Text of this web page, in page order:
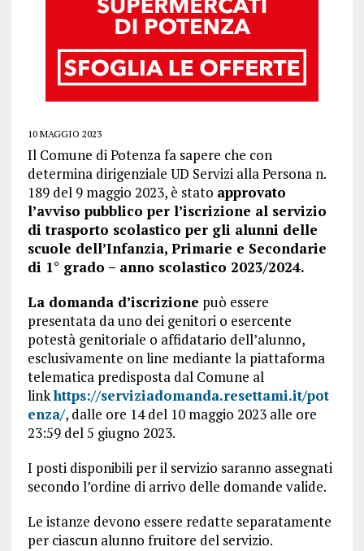
10 MAGGIO 2023
Il Comune di Potenza fa sapere che con
determina dirigenziale UD Servizi alla Persona n.
189 del 9 maggio 2023, è stato approvato
l’avviso pubblico per l’iscrizione al servizio
di trasporto scolastico per gli alunni delle
scuole dell’Infanzia, Primarie e Secondarie
di 1° grado – anno scolastico 2023/2024.
La domanda d’iscrizione può essere
presentata da uno dei genitori o esercente
potestà genitoriale o affidatario dell’alunno,
esclusivamente on line mediante la piattaforma
telematica predisposta dal Comune al
linkhttps://serviziadomanda.resettami.it/pot
enza/, dalle ore 14 del 10 maggio 2023 alle ore
23:59 del 5 giugno 2023.
I posti disponibili per il servizio saranno assegnati
secondo l’ordine di arrivo delle domande valide.
Le istanze devono essere redatte separatamente
per ciascun alunno fruitore del servizio.